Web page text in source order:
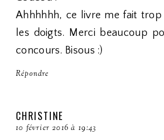
Ahhhhhh, ce livre me fait trop
les doigts. Merci beaucoup
concours. Bisous :)
Répondre
CHRISTINE
10 février 2016 à 19:43